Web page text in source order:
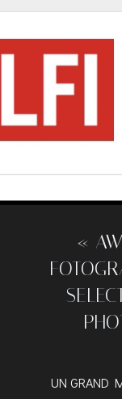
«
UN GRAND